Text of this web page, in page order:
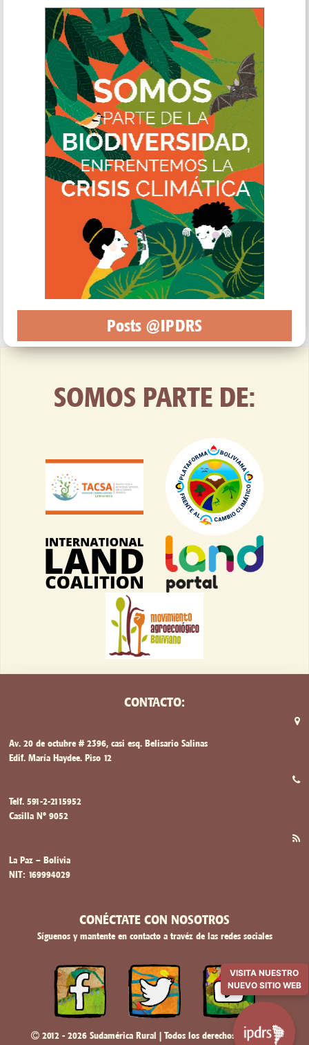
VISITA NUESTRO
NUEVO SITIO WEB
Posts @IPDRS
SOMOS PARTE DE:
CONTACTO:
Av. 20 de octubre # 2396, casi esq. Belisario Salinas
Edif. María Haydee. Piso 12
Telf. 591-2-2115952
Casilla Nº 9052
La Paz – Bolivia
NIT: 169994029
CONÉCTATE CON NOSOTROS
Síguenos y mantente en contacto a travéz de las redes sociales
2012 - 2026 Sudamérica Rural | Todos los derechos reservados